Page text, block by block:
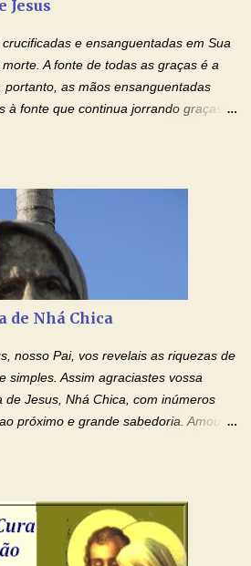
guarda rancor. Não se alegra com a
Jesus
e ensanguentadas em Sua
A fonte de todas as graças é a
as mãos ensanguentadas
à fonte que continua jorrando graças
e abertas, sobre mim, neste
sem forças para prosseguir,
Preciso que a força e o poder de
a mais profunda dor ao serem
me e curem-me agora. Jesus, não
de cura física e
consolador de tuas Mãos
poderosas. Eu reconheço,
e da infinidade dos meus ...
de Nhá Chica
nosso Pai, vos revelais as riquezas de
simples. Assim agraciastes vossa
de Jesus, Nhá Chica, com inúmeros
próximo e grande sabedoria. Amou a
Filho, na unidade do Espírito Santo.
(Oração para obter os favores
da Serva de Deus Nhá Chica)